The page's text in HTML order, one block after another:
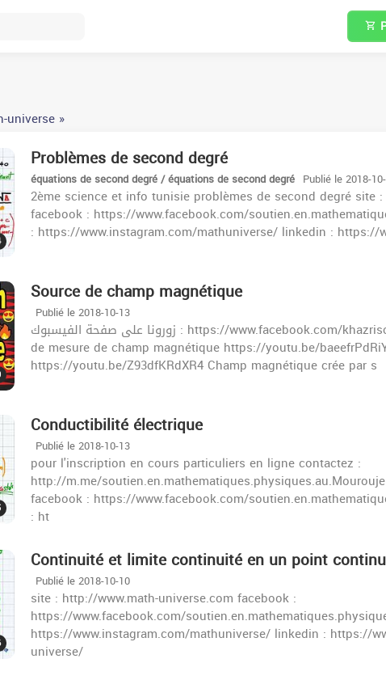
universe »
Problèmes de second degré
équations de second degré / équations de second degré Publié le 2018-
2ème science et info tunisie problèmes de second degré site
facebook : https://www.facebook.com/
: https://www.instagram.com/mathuniverse/ linkedin : https://
Source de champ magnétique
Publié le 2018-10-13
زورونا على صفحة الفيسبوك : https://www.facebook.com/khazrischool/ الموقع :khazrischool.com unité
de mesure de champ magnétique https://youtu.be/
https://youtu.be/Z93dfKRdXR4 Champ magnétique crée par s
Conductibilité électrique
Publié le 2018-10-13
pour l'inscription en cours particuliers en ligne contactez :
http://m.me/
facebook : https://www.facebook.com/
: ht
Continuité et limite continuité en un point
Publié le 2018-10-10
site : http://www.math-universe.com facebook :
https://www.facebook.com/
https://www.instagram.com/mathuniverse/ linkedin : https://
universe/